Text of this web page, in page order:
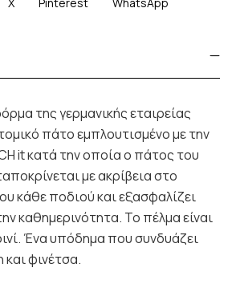
της γερμανικής εταιρείας
πάτο εμπλουτισμένο με την
it κατά την οποία ο πάτος του
με ακρίβεια στο
κάθε ποδιού και εξασφαλίζει
καθημερινότητα. Το πέλμα είναι
Ένα υπόδημα που συνδυάζει
φινέτσα.